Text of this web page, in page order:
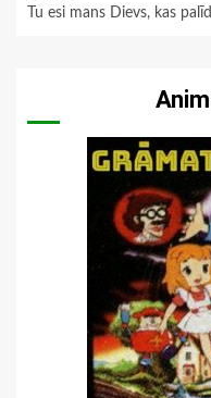
Tu esi mans Dievs, kas